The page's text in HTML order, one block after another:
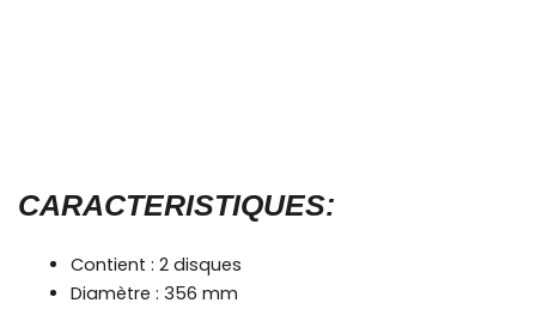
CARACTERISTIQUES:
Contient : 2 disques
Diamètre : 356 mm